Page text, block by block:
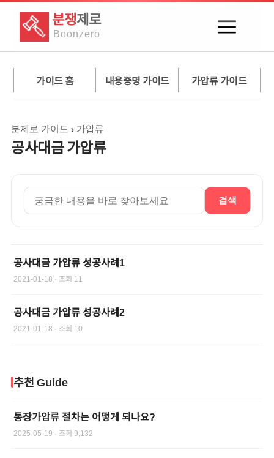
분쟁제로
Boonzero
가이드 홈 내용증명 가이드 가압류 가이드
분제로 가이드 › 가압류
공사대금 가압류
검색
공사대금 가압류 성공사례1
2021-01-18 · 조회 11
공사대금 가압류 성공사례2
2021-01-18 · 조회 10
추천 Guide
통장가압류 절차는 어떻게 되나요?
2025-05-19 · 조회 9,132